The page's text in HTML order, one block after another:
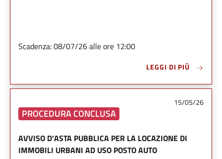
Scadenza: 08/07/26 alle ore 12:00
LEGGI DI PIÙ
15/05/26
PROCEDURA CONCLUSA
AVVISO D'ASTA PUBBLICA PER LA LOCAZIONE DI
IMMOBILI URBANI AD USO POSTO AUTO